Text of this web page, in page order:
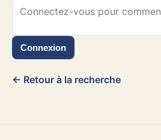
Connexion
← Retour à la recherche